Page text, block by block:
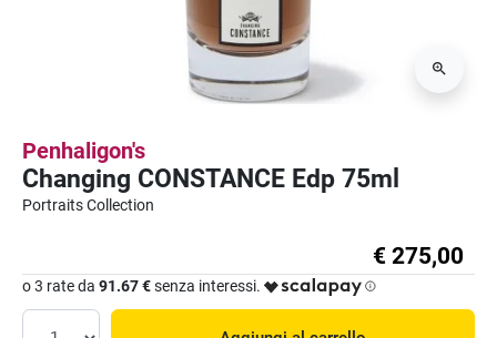
Penhaligon's
Changing CONSTANCE Edp 75ml
Portraits Collection
€ 275,00
o 3 rate da 91.67 €senza interessi.